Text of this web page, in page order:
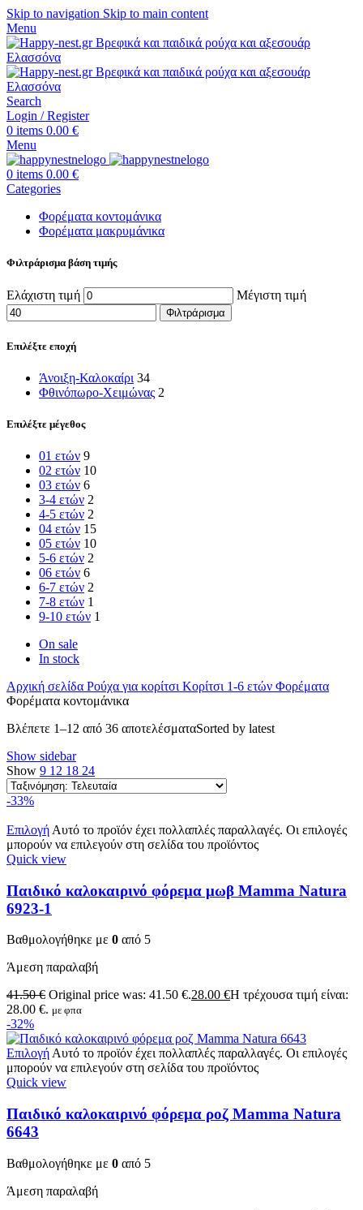
Skip to navigation Skip to main content
Menu
Search
Login / Register
0 items 0.00 €
Menu
0 items 0.00 €
Categories
Φορέματα κοντομάνικα
Φορέματα μακρυμάνικα
Φιλτράρισμα βάση τιμής
Ελάχιστη τιμή Μέγιστη τιμή
Φιλτράρισμα
Επιλέξτε εποχή
Άνοιξη-Καλοκαίρι 34
Φθινόπωρο-Χειμώνας 2
Επιλέξτε μέγεθος
01 ετών 9
02 ετών 10
03 ετών 6
3-4 ετών 2
4-5 ετών 2
04 ετών 15
05 ετών 10
5-6 ετών 2
06 ετών 6
6-7 ετών 2
7-8 ετών 1
9-10 ετών 1
On sale
In stock
Αρχική σελίδα Ρούχα για κορίτσι Κορίτσι 1-6 ετών Φορέματα
Φορέματα κοντομάνικα
Βλέπετε 1–12 από 36 αποτελέσματαSorted by latest
Show sidebar
Show 9 12 18 24
-33%
Επιλογή Αυτό το προϊόν έχει πολλαπλές παραλλαγές. Οι επιλογές
μπορούν να επιλεγούν στη σελίδα του προϊόντος
Quick view
Παιδικό καλοκαιρινό φόρεμα μωβ Mamma Natura
6923-1
Βαθμολογήθηκε με 0 από 5
Άμεση παραλαβή
41.50€ Original price was: 41.50 €.28.00 €Η τρέχουσα τιμή είναι:
28.00 €. με φπα
-32%
ΕπιλογήΑυτό το προϊόν έχει πολλαπλές παραλλαγές. Οι επιλογές
μπορούν να επιλεγούν στη σελίδα του προϊόντος
Quick view
Παιδικό καλοκαιρινό φόρεμα ροζ Mamma Natura
6643
Βαθμολογήθηκε με 0 από 5
Άμεση παραλαβή